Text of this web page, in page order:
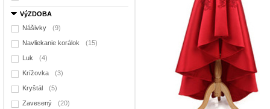
VýZDOBA
Nášivky
(9)
Navliekanie korálok (15)
Luk (4)
Krížovka (3)
Kryštál (5)
Zavesený (20)